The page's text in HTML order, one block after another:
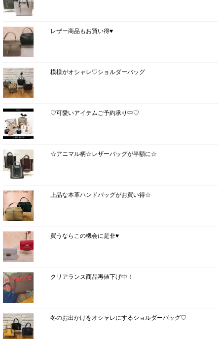
レザー商品もお買い得♥
模様がオシャレ♡ショルダーバッグ
♡可愛いアイテムご予約承り中♡
☆アニマル柄☆レザーバッグが半額に☆
上品な本革ハンドバッグがお買い得☆
買うならこの機会に是非♥
クリアランス商品再値下げ中！
冬のお出かけをオシャレにするショルダーバッグ♡